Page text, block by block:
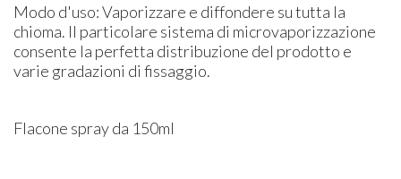
Modo d'uso: Vaporizzare e diffondere su tutta la
chioma. Il particolare sistema di microvaporizzazione
consente la perfetta distribuzione del prodotto e
varie gradazioni di fissaggio.
Flacone spray da 150ml